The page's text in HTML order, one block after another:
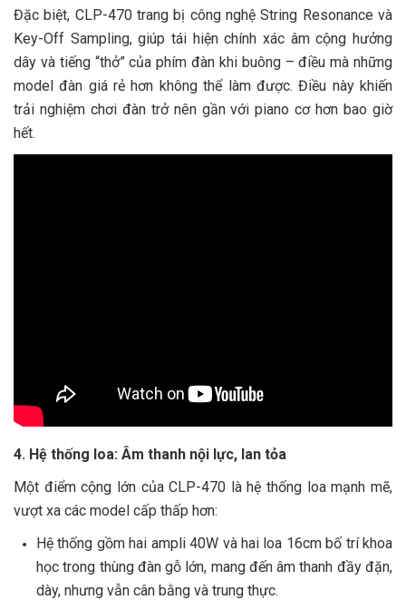
Đặc biệt, CLP-470 trang bị công nghệ String Resonance và
Key-Off Sampling, giúp tái hiện chính xác âm cộng hưởng
dây và tiếng “thở” của phím đàn khi buông – điều mà những
model đàn giá rẻ hơn không thể làm được. Điều này khiến
trải nghiệm chơi đàn trở nên gần với piano cơ hơn bao giờ
hết.
4. Hệ thống loa: Âm thanh nội lực, lan tỏa
Một điểm cộng lớn của CLP-470 là hệ thống loa mạnh mẽ,
vượt xa các model cấp thấp hơn:
Hệ thống gồm hai ampli 40W và hai loa 16cm bố trí khoa
học trong thùng đàn gỗ lớn, mang đến âm thanh đầy đặn,
dày, nhưng vẫn cân bằng và trung thực.